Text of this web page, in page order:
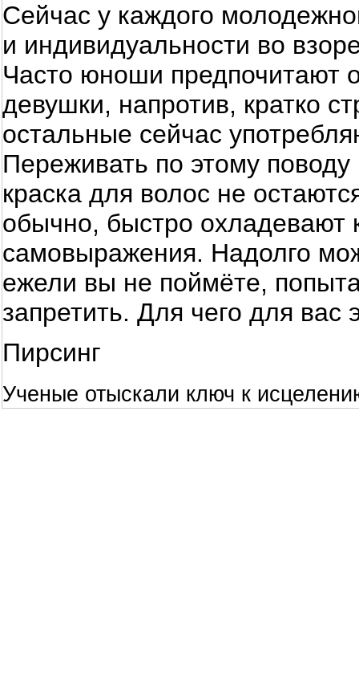
Сейчас у каждого
и индивидуальности во
Часто юноши предпочитают
девушки, напротив, кратко
остальные сейчас
Переживать по этому
краска для волос не
обычно, быстро охладевают
самовыражения. Надолго
ежели вы не поймёте,
запретить. Для чего для вас
Пирсинг
Ученые отыскали ключ к